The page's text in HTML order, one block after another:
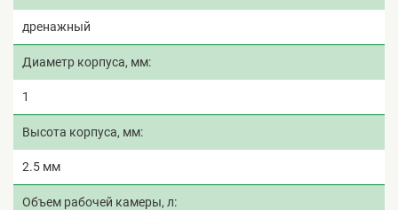
дренажный
Диаметр корпуса, мм
1
Высота корпуса, мм
2.5 мм
Объем рабочей камеры, л